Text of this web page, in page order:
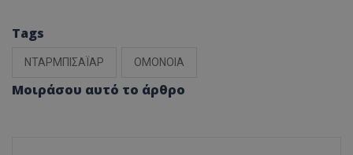
Tags
ΝΤΑΡΜΠΙΣΑΪΑΡ ΟΜΟΝΟΙΑ
Μοιράσου αυτό το άρθρο